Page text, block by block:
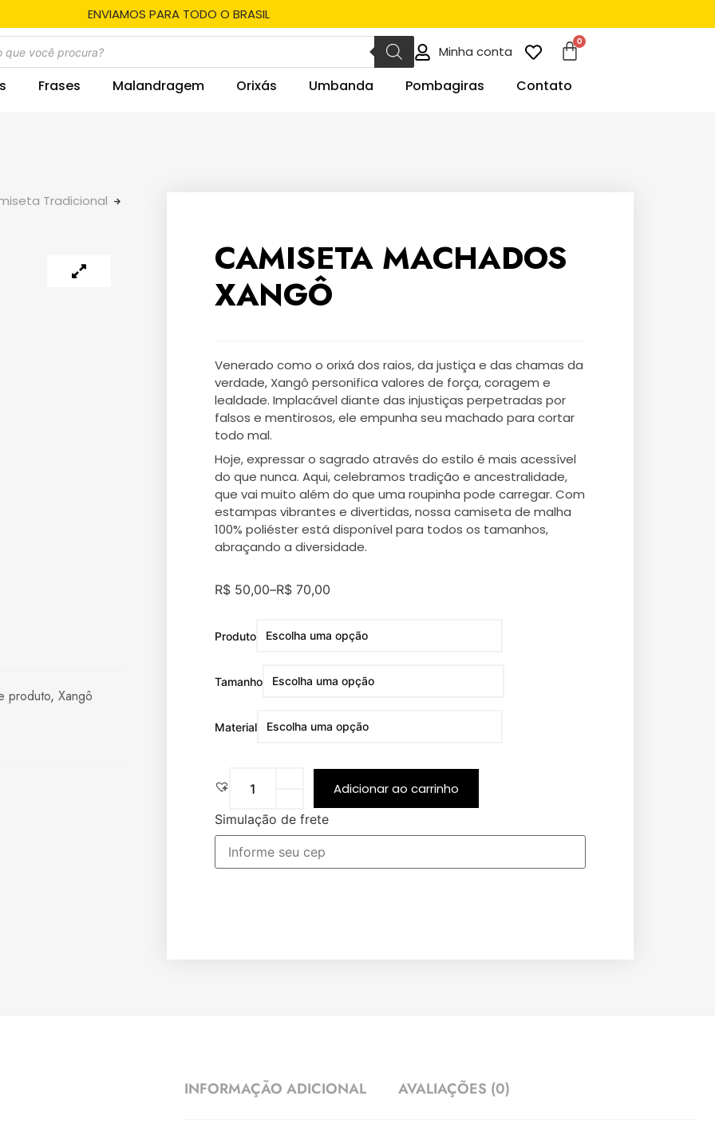
ENVIAMOS PARA TODO O BRASIL
Minha conta
Frases Malandragem Orixás Umbanda Pombagiras Contato
Tradicional
produto, Xangô
CAMISETA MACHADOS
XANGÔ
Venerado como o orixá dos raios, da justiça e das chamas da
verdade, Xangô personifica valores de força, coragem e
lealdade. Implacável diante das injustiças perpetradas por
falsos e mentirosos, ele empunha seu machado para cortar
todo mal.
Hoje, expressar o sagrado através do estilo é mais acessível
do que nunca. Aqui, celebramos tradição e ancestralidade,
que vai muito além do que uma roupinha pode carregar. Com
estampas vibrantes e divertidas, nossa camiseta de malha
100% poliéster está disponível para todos os tamanhos,
abraçando a diversidade.
R$ 50,00–R$ 70,00
Produto
Tamanho
Material
Adicionar ao carrinho
Simulação de frete
INFORMAÇÃO ADICIONAL AVALIAÇÕES (0)